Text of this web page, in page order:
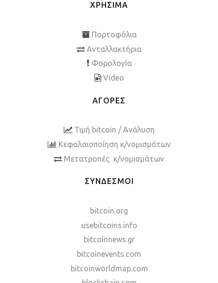
ΧΡΗΣΙΜΑ
Πορτοφόλια
Ανταλλακτήρια
Φορολογία
Video
ΑΓΟΡΕΣ
Τιμή bitcoin / Ανάλυση
Κεφαλαιοποίηση κ/νομισμάτων
Μετατροπές κ/νομισμάτων
ΣΥΝΔΕΣΜΟΙ
bitcoin.org
usebitcoins.info
bitcoinnews.gr
bitcoinevents.com
bitcoinworldmap.com